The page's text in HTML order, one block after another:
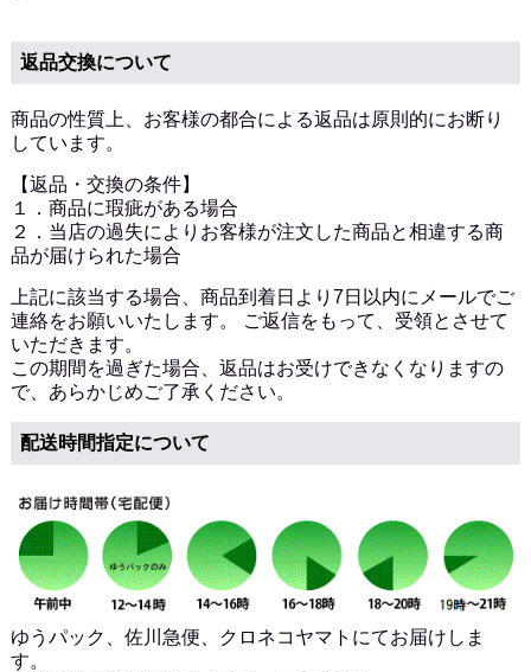
返品交換について
商品の性質上、お客様の都合による返品は原則的にお断り
しています。
【返品・交換の条件】
１．商品に瑕疵がある場合
２．当店の過失によりお客様が注文した商品と相違する商
品が届けられた場合
上記に該当する場合、商品到着日より7日以内にメールでご
連絡をお願いいたします。 ご返信をもって、受領とさせて
いただきます。
この期間を過ぎた場合、返品はお受けできなくなりますの
で、あらかじめご了承ください。
配送時間指定について
ゆうパック、佐川急便、クロネコヤマトにてお届けしま
す。